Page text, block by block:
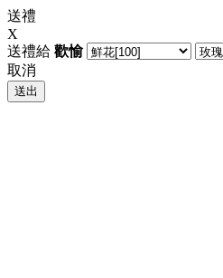
送禮
X
送禮給 歡愉
取消